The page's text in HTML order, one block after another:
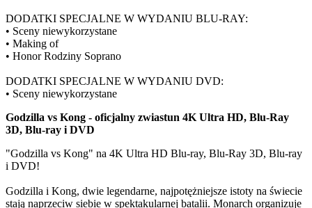
DODATKI SPECJALNE W WYDANIU BLU-RAY:
• Sceny niewykorzystane
• Making of
• Honor Rodziny Soprano
DODATKI SPECJALNE W WYDANIU DVD:
• Sceny niewykorzystane
Godzilla vs Kong - oficjalny zwiastun 4K Ultra HD, Blu-Ray
3D, Blu-ray i DVD
"Godzilla vs Kong" na 4K Ultra HD Blu-ray, Blu-Ray 3D, Blu-ray
i DVD!
Godzilla i Kong, dwie legendarne, najpotężniejsze istoty na świecie
stają naprzeciw siebie w spektakularnej batalii. Monarch organizuje